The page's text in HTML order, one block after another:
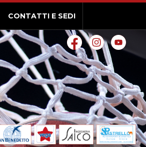
CONTATTI E SEDI